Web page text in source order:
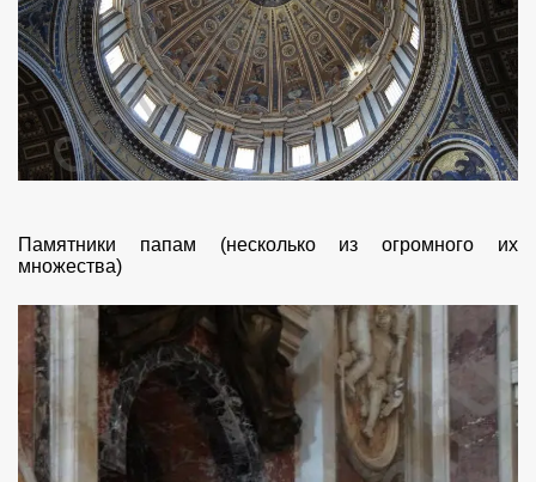
Памятники папам (несколько из огромного их
множества)